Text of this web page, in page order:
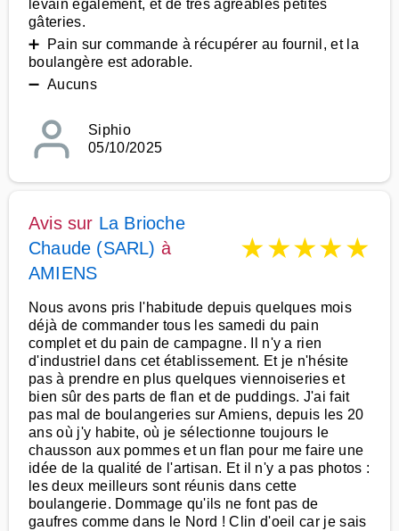
levain également, et de très agréables petites
gâteries.
➕ Pain sur commande à récupérer au fournil, et la
boulangère est adorable.
➖ Aucuns
Siphio
05/10/2025
Avis sur La Brioche
Chaude (SARL) à
AMIENS
★★★★★
Nous avons pris l'habitude depuis quelques mois
déjà de commander tous les samedi du pain
complet et du pain de campagne. Il n'y a rien
d'industriel dans cet établissement. Et je n'hésite
pas à prendre en plus quelques viennoiseries et
bien sûr des parts de flan et de puddings. J'ai fait
pas mal de boulangeries sur Amiens, depuis les 20
ans où j'y habite, où je sélectionne toujours le
chausson aux pommes et un flan pour me faire une
idée de la qualité de l'artisan. Et il n'y a pas photos :
les deux meilleurs sont réunis dans cette
boulangerie. Dommage qu'ils ne font pas de
gaufres comme dans le Nord ! Clin d'oeil car je sais